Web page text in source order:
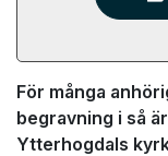
För många
begravning i så
Ytterhogdals